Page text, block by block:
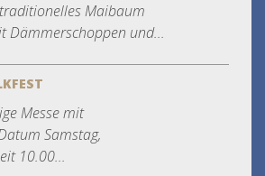
Maibaum
Dämmerschoppen und...
Messe mit
Samstag,
10.00...